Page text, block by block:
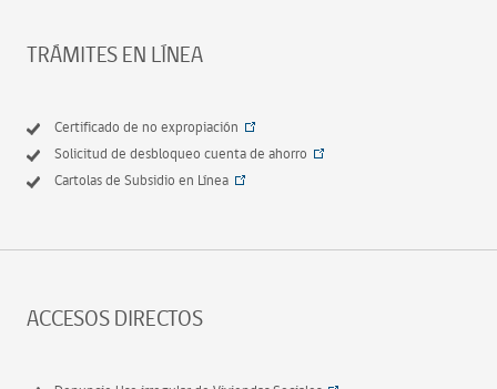
TRÁMITES EN LÍNEA
Certificado de no expropiación
Solicitud de desbloqueo cuenta de ahorro
Cartolas de Subsidio en Línea
ACCESOS DIRECTOS